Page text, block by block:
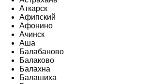
Аткарск
Афипский
Афонино
Ачинск
Аша
Балабаново
Балаково
Балахна
Балашиха